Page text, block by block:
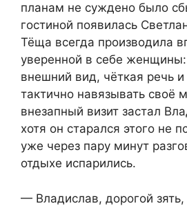
планам не суждено было
гостиной появилась
Тёща всегда производила
уверенной в себе
внешний вид, чёткая речь и
тактично навязывать своё
внезапный визит застал
хотя он старался этого не
уже через пару минут
отдыхе испарились.
— Владислав, дорогой